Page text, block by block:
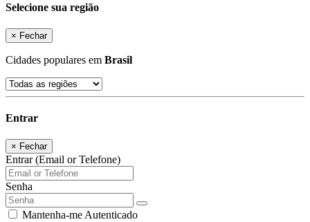
Selecione sua região
× Fechar
Cidades populares em Brasil
Entrar
× Fechar
Entrar (Email or Telefone)
Senha
Mantenha-me Autenticado